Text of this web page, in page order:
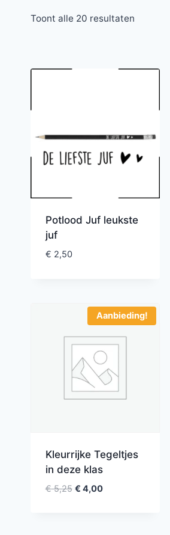
Toont alle 20 resultaten
Potlood Juf leukste
juf
€ 2,50
Aanbieding!
Kleurrijke Tegeltjes
in deze klas
€5,25 € 4,00